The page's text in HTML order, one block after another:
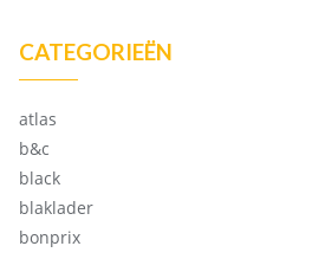
CATEGORIEËN
atlas
b&c
black
blaklader
bonprix